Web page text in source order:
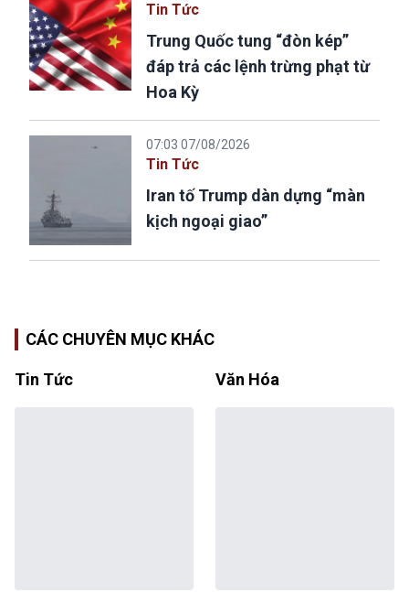
Tin Tức
Trung Quốc tung “đòn kép”
đáp trả các lệnh trừng phạt từ
Hoa Kỳ
07:03 07/08/2026
Tin Tức
Iran tố Trump dàn dựng “màn
kịch ngoại giao”
CÁC CHUYÊN MỤC KHÁC
Tin Tức Văn Hóa